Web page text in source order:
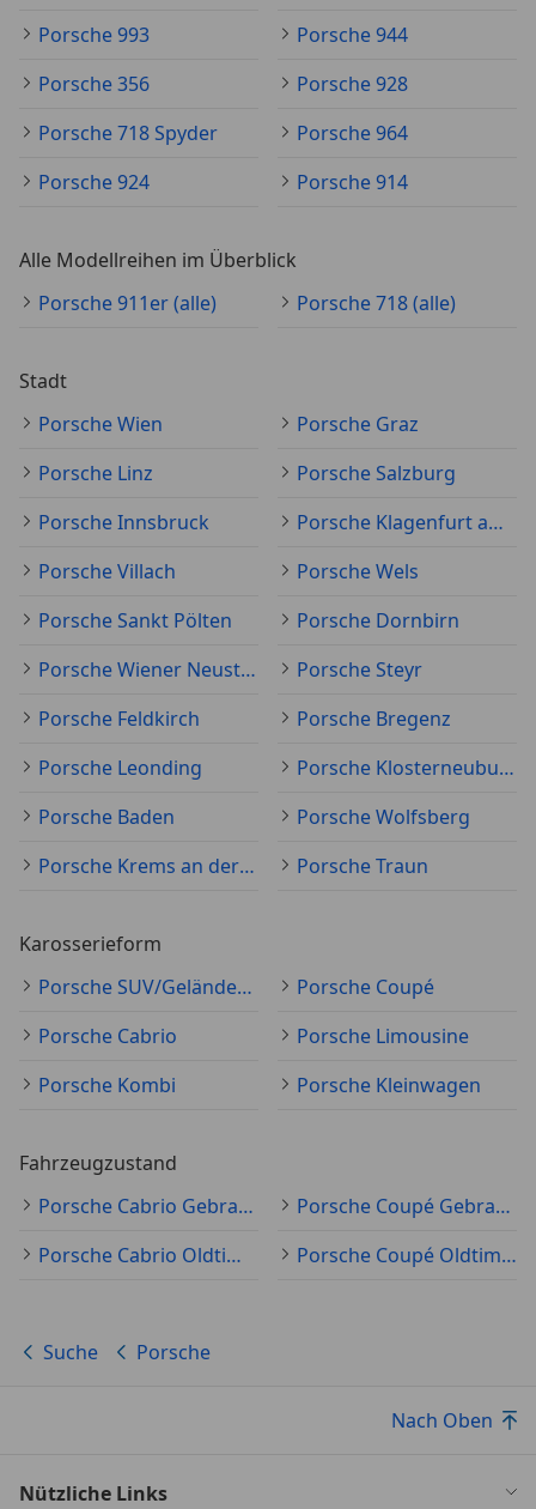
Porsche 993
Porsche 944
Porsche 356
Porsche 928
Porsche 718 Spyder
Porsche 964
Porsche 924
Porsche 914
Alle Modellreihen im Überblick
Porsche 911er (alle)
Porsche 718 (alle)
Stadt
Porsche Wien
Porsche Graz
Porsche Linz
Porsche Salzburg
Porsche Innsbruck
Porsche Klagenfurt am Wörthersee
Porsche Villach
Porsche Wels
Porsche Sankt Pölten
Porsche Dornbirn
Porsche Wiener Neustadt
Porsche Steyr
Porsche Feldkirch
Porsche Bregenz
Porsche Leonding
Porsche Klosterneuburg
Porsche Baden
Porsche Wolfsberg
Porsche Krems an der Donau
Porsche Traun
Karosserieform
Porsche SUV/Geländewagen/Pickup
Porsche Coupé
Porsche Cabrio
Porsche Limousine
Porsche Kombi
Porsche Kleinwagen
Fahrzeugzustand
Porsche Cabrio Gebraucht
Porsche Coupé Gebraucht
Porsche Cabrio Oldtimer
Porsche Coupé Oldtimer
Suche Porsche
Nach Oben
Nützliche Links